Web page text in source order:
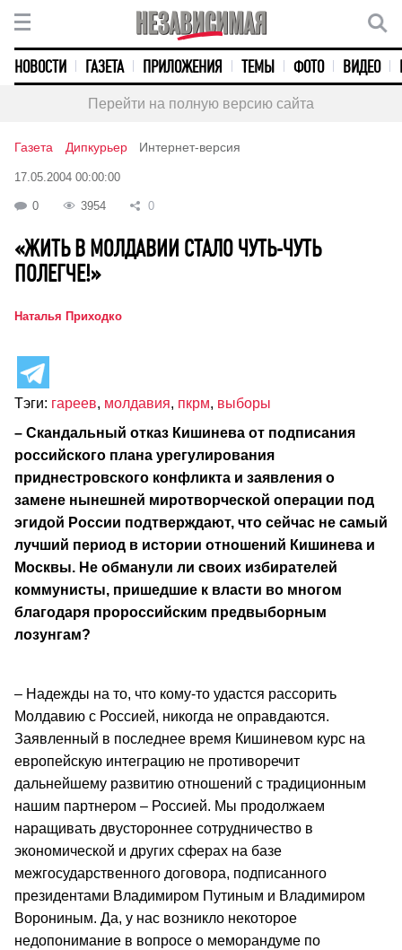
НОВОСТИ ГАЗЕТА ПРИЛОЖЕНИЯ ТЕМЫ ФОТО ВИДЕО
Перейти на полную версию сайта
Газета Дипкурьер Интернет-версия
17.05.2004 00:00:00
0 3954 0
«ЖИТЬ В МОЛДАВИИ СТАЛО ЧУТЬ-ЧУТЬ
ПОЛЕГЧЕ!»
Наталья Приходко
Тэги: гареев, молдавия, пкрм, выборы
– Скандальный отказ Кишинева от подписания
российского плана урегулирования
приднестровского конфликта и заявления о
замене нынешней миротворческой операции под
эгидой России подтверждают, что сейчас не самый
лучший период в истории отношений Кишинева и
Москвы. Не обманули ли своих избирателей
коммунисты, пришедшие к власти во многом
благодаря пророссийским предвыборным
лозунгам?
– Надежды на то, что кому-то удастся рассорить
Молдавию с Россией, никогда не оправдаются.
Заявленный в последнее время Кишиневом курс на
европейскую интеграцию не противоречит
дальнейшему развитию отношений с традиционным
нашим партнером – Россией. Мы продолжаем
наращивать двустороннее сотрудничество в
экономической и других сферах на базе
межгосударственного договора, подписанного
президентами Владимиром Путиным и Владимиром
Ворониным. Да, у нас возникло некоторое
недопонимание в вопросе о меморандуме по